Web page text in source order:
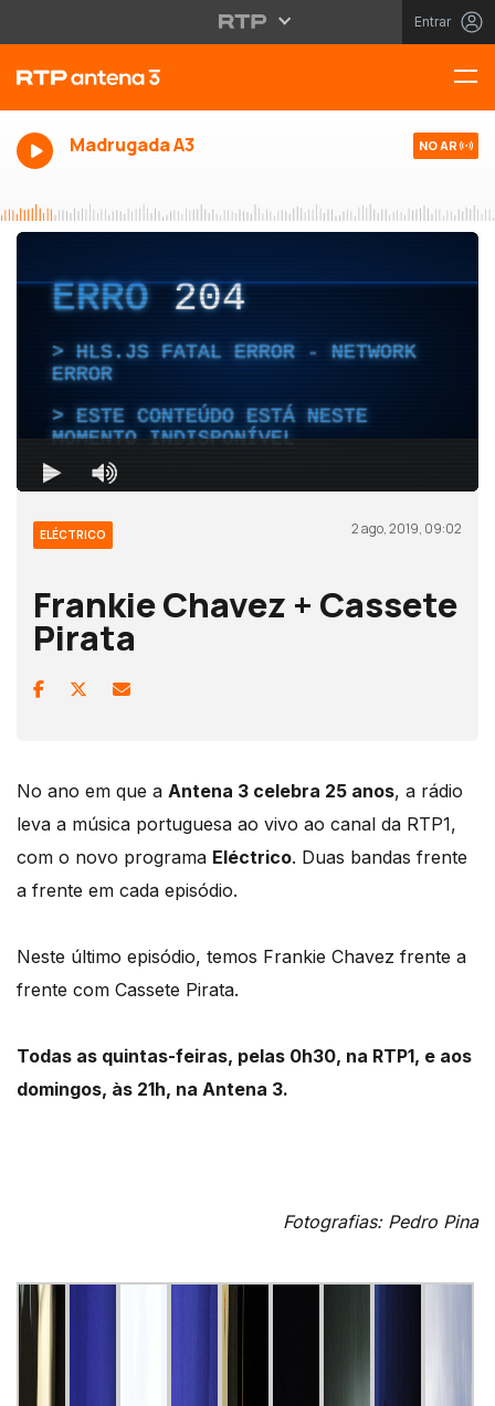
Entrar
Madrugada A3 NO AR
ELÉCTRICO 2 ago, 2019, 09:02
Frankie Chavez + Cassete
Pirata
No ano em que a Antena 3 celebra 25 anos, a rádio
leva a música portuguesa ao vivo ao canal da RTP1,
com o novo programa Eléctrico. Duas bandas frente
a frente em cada episódio.
Neste último episódio, temos Frankie Chavez frente a
frente com Cassete Pirata.
Todas as quintas-feiras, pelas 0h30, na RTP1, e aos
domingos, às 21h, na Antena 3.
Fotografias: Pedro Pina